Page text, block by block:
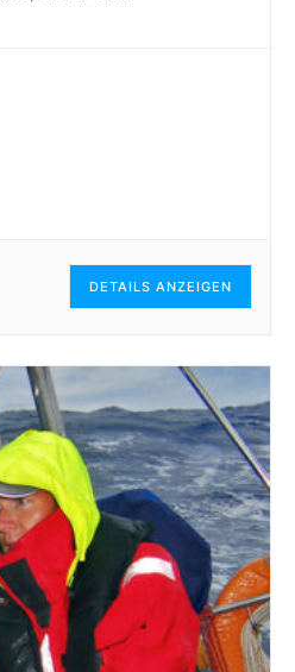
DETAILS ANZEIGEN